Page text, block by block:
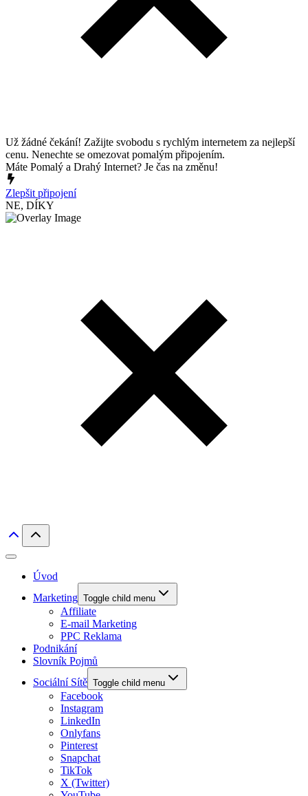
Už žádné čekání! Zažijte svobodu s rychlým internetem za nejlepší
cenu. Nenechte se omezovat pomalým připojením.
Máte Pomalý a Drahý Internet? Je čas na změnu!
Zlepšit připojení
NE, DÍKY
Úvod
Marketing Toggle child menu
Affiliate
E-mail Marketing
PPC Reklama
Podnikání
Slovník Pojmů
Sociální Sítě Toggle child menu
Facebook
Instagram
LinkedIn
Onlyfans
Pinterest
Snapchat
TikTok
X (Twitter)